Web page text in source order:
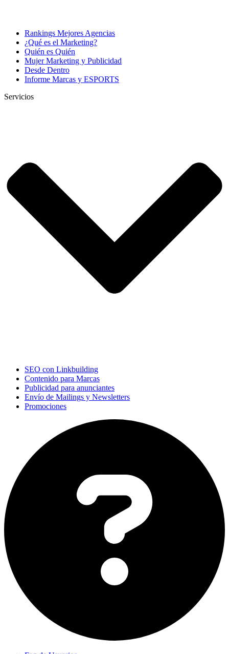
Rankings Mejores Agencias
¿Qué es el Marketing?
Quién es Quién
Mujer Marketing y Publicidad
Desde Dentro
Informe Marcas y ESPORTS
Servicios
SEO con Linkbuilding
Contenido para Marcas
Publicidad para anunciantes
Envío de Mailings y Newsletters
Promociones